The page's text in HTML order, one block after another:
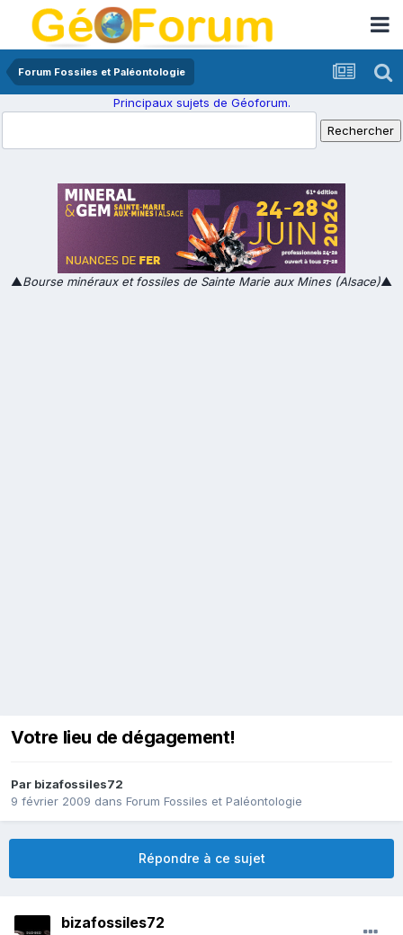
Forum Fossiles et Paléontologie
Principaux sujets de Géoforum.
▲Bourse minéraux et fossiles de Sainte Marie aux Mines (Alsace)▲
Votre lieu de dégagement!
Par bizafossiles72
9 février 2009 dans Forum Fossiles et Paléontologie
Répondre à ce sujet
bizafossiles72